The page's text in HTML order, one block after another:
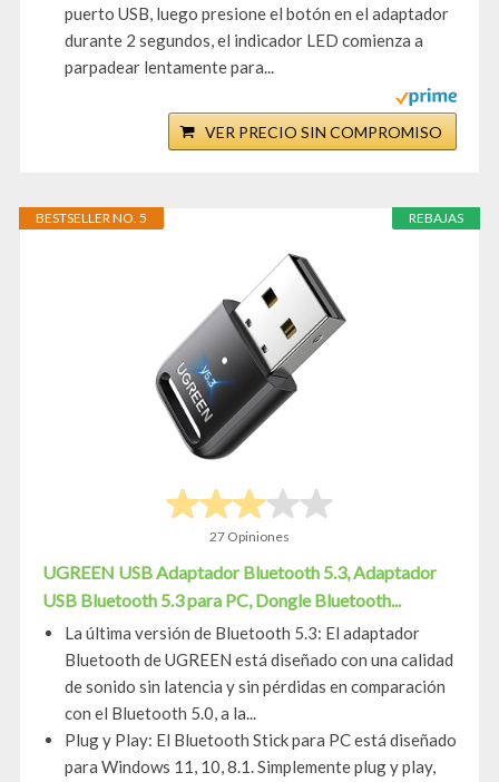
puerto USB, luego presione el botón en el adaptador
durante 2 segundos, el indicador LED comienza a
parpadear lentamente para...
VER PRECIO SIN COMPROMISO
REBAJAS
BESTSELLER NO. 5
27 Opiniones
UGREEN USB Adaptador Bluetooth 5.3, Adaptador
USB Bluetooth 5.3 para PC, Dongle Bluetooth...
La última versión de Bluetooth 5.3: El adaptador
Bluetooth de UGREEN está diseñado con una calidad
de sonido sin latencia y sin pérdidas en comparación
con el Bluetooth 5.0, a la...
Plug y Play: El Bluetooth Stick para PC está diseñado
para Windows 11, 10, 8.1. Simplemente plug y play,